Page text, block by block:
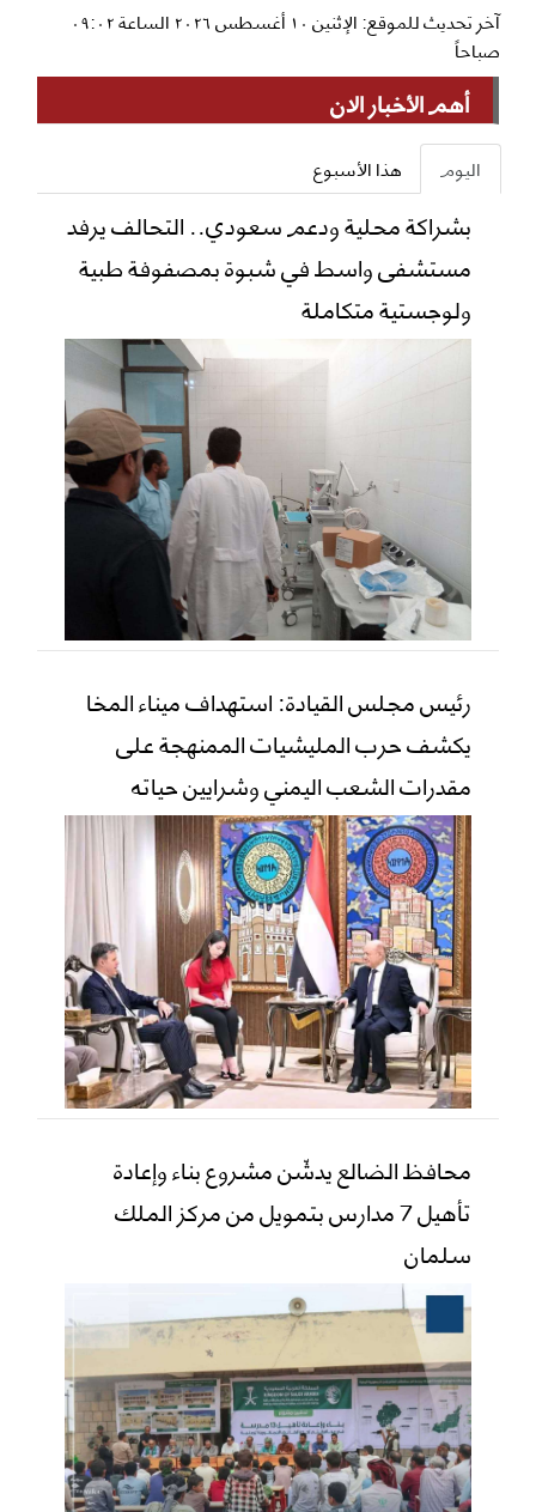
آخر تحديث للموقع: الإثنين ١٠ أغسطس ٢٠٢٦ الساعة ٠٩:٠٢
صباحاً
أهم الأخبار الان
اليوم هذا الأسبوع
بشراكة محلية ودعم سعودي.. التحالف يرفد
مستشفى واسط في شبوة بمصفوفة طبية
ولوجستية متكاملة
رئيس مجلس القيادة: استهداف ميناء المخا
يكشف حرب المليشيات الممنهجة على
مقدرات الشعب اليمني وشرايين حياته
محافظ الضالع يدشّن مشروع بناء وإعادة
تأهيل 7 مدارس بتمويل من مركز الملك
سلمان